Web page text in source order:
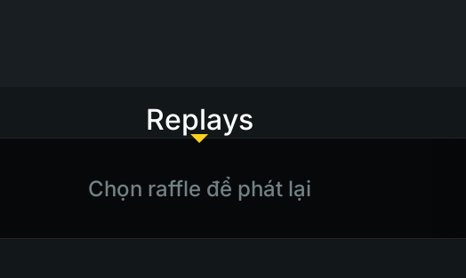
Replays
Chọn raffle để phát lại